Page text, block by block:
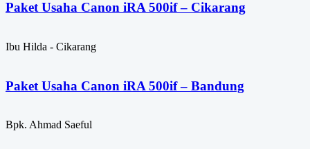
Paket Usaha Canon iRA 500if – Cikarang
Ibu Hilda - Cikarang
Paket Usaha Canon iRA 500if – Bandung
Bpk. Ahmad Saeful